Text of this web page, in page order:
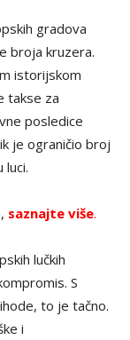
gradova
broja kruzera.
istorijskom
takse za
posledice
je ograničio broj
saznajte više.
lučkih
S
to je tačno.
i